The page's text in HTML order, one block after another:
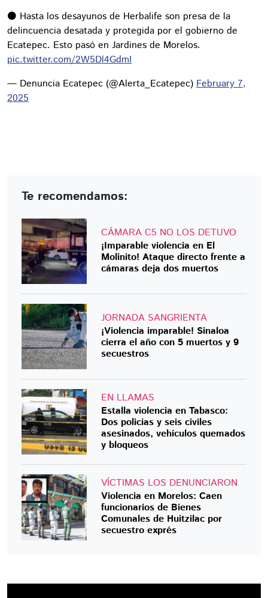
⚫️ Hasta los desayunos de Herbalife son presa de la
delincuencia desatada y protegida por el gobierno de
Ecatepec. Esto pasó en Jardines de Morelos.
pic.twitter.com/2W5Dl4GdmI
— Denuncia Ecatepec (@Alerta_Ecatepec) February 7,
2025
Te recomendamos:
CÁMARA C5 NO LOS DETUVO
¡Imparable violencia en El
Molinito! Ataque directo frente a
cámaras deja dos muertos
JORNADA SANGRIENTA
¡Violencia imparable! Sinaloa
cierra el año con 5 muertos y 9
secuestros
EN LLAMAS
Estalla violencia en Tabasco:
Dos policías y seis civiles
asesinados, vehículos quemados
y bloqueos
VÍCTIMAS LOS DENUNCIARON
Violencia en Morelos: Caen
funcionarios de Bienes
Comunales de Huitzilac por
secuestro exprés